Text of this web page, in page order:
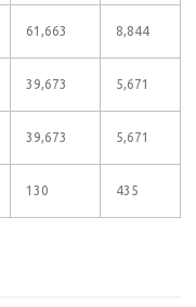
61,663 8,844
39,673 5,671
39,673 5,671
130 435